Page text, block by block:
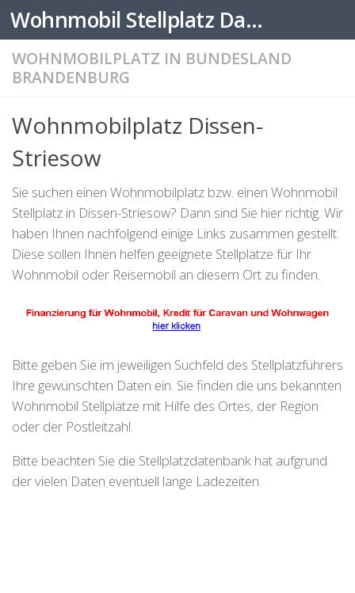
Zum Inhalt springen Wohnmobil Stellplatz Datenbank
WOHNMOBILPLATZ IN BUNDESLAND
BRANDENBURG
Wohnmobilplatz Dissen-
Striesow
Sie suchen einen Wohnmobilplatz bzw. einen Wohnmobil
Stellplatz in Dissen-Striesow? Dann sind Sie hier richtig. Wir
haben Ihnen nachfolgend einige Links zusammen gestellt.
Diese sollen Ihnen helfen geeignete Stellplätze für Ihr
Wohnmobil oder Reisemobil an diesem Ort zu finden.
Bitte geben Sie im jeweiligen Suchfeld des Stellplatzführers
Ihre gewünschten Daten ein. Sie finden die uns bekannten
Wohnmobil Stellplätze mit Hilfe des Ortes, der Region
oder der Postleitzahl.
Bitte beachten Sie die Stellplatzdatenbank hat aufgrund
der vielen Daten eventuell lange Ladezeiten.